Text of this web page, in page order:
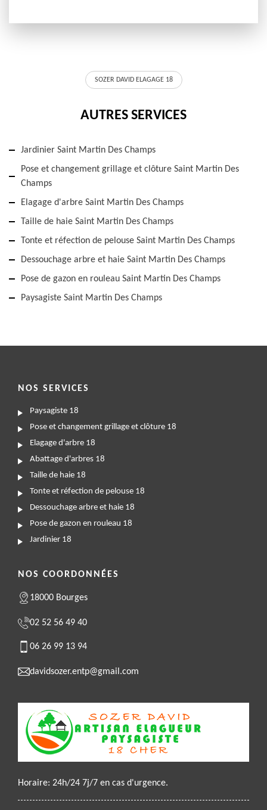
SOZER DAVID ELAGAGE 18
AUTRES SERVICES
Jardinier Saint Martin Des Champs
Pose et changement grillage et clôture Saint Martin Des
Champs
Elagage d'arbre Saint Martin Des Champs
Taille de haie Saint Martin Des Champs
Tonte et réfection de pelouse Saint Martin Des Champs
Dessouchage arbre et haie Saint Martin Des Champs
Pose de gazon en rouleau Saint Martin Des Champs
Paysagiste Saint Martin Des Champs
NOS SERVICES
Paysagiste 18
Pose et changement grillage et clôture 18
Elagage d'arbre 18
Abattage d'arbres 18
Taille de haie 18
Tonte et réfection de pelouse 18
Dessouchage arbre et haie 18
Pose de gazon en rouleau 18
Jardinier 18
NOS COORDONNÉES
18000 Bourges
02 52 56 49 40
06 26 99 13 94
davidsozer.entp@gmail.com
Horaire: 24h/24 7j/7 en cas d'urgence.